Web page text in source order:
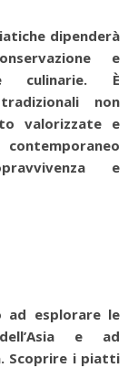
dipenderà
e
culinarie. È
non
valorizzate e
e
esplorare le
e ad
Scoprire i piatti